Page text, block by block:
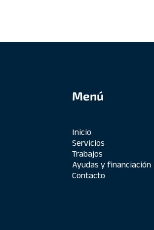
Menú
Inicio
Servicios
Trabajos
Ayudas y financiación
Contacto